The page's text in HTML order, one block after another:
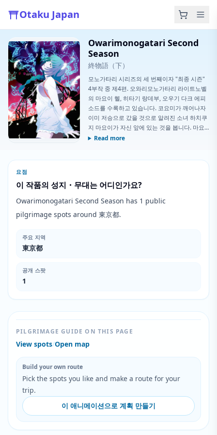
Otaku Japan
Owarimonogatari Second
Season
終物語（下）
모노가타리 시리즈의 세 번째이자 "최종 시즌"
4부작 중 제4편. 오와리모노가타리 라이트노벨
의 마요이 헬, 히타기 랑데부, 오우기 다크 에피
소드를 수록하고 있습니다. 코요미가 깨어나자
이미 저승으로 갔을 것으로 알려진 소녀 하치쿠
지 마요이가 자신 앞에 있는 것을 봅니다. 마요
이는 코요미에게 현재 자신들이 지옥의 최하층
에 떨어질지를 어떻게 알았는지 의심할 때, 마요
말하는데...
Read more
요점
이 작품의 성지・무대는 어디인가요?
Owarimonogatari Second Season has 1 public
pilgrimage spots around 東京都.
주요 지역
東京都
공개 스팟
1
PILGRIMAGE GUIDE ON THIS PAGE
View spots/Open map
Build your own route
Pick the spots you like and make a route for your
trip.
이 애니메이션으로 계획 만들기